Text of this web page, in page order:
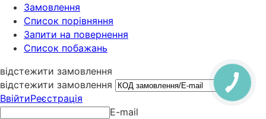
Замовлення
Cписок порівняння
Запити на повернення
Список побажань
відстежити замовлення
відстежити замовлення
ВвійтиРеєстрація
E-mail